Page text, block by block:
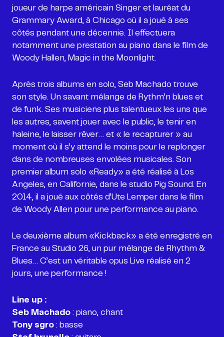
joueur de harpe américain Singer et lauréat du
Grammary Award, à Chicago où il a joué à ses
côtés pendant une décennie. Il effectuera
notamment une prestation au piano dans le film de
Woody Hallen, Magic in the Moonlight.
Après trois albums en solo, Seb Machado trouve
son style. Un savant mélange de Rythm’n blues et
de funk. Ses musiciens plus talentueux les uns que
les autres, savent jouer avec le public, le tenir en
haleine, le laisser rêver… et « le recapturer » au
moment où il s’y attend le moins pour le replonger
dans de nombreuses envolées musicales. Son
premier album solo «Ready» a été réalisé à Los
Angeles, en Californie, dans le studio Pig Sound. En
2014, il a joué aux côtés d’Ute Lemper dans le film
de Woody Allen pour une performance au piano.
Le deuxième album «Kickback» a été enregistré en
France au Studio 26, un pur mélange de Rhythm &
Blues… C’est un véritable opus Live réalisé en 2
jours, une performance !
Line up :
Seb Machado
Tony sgro